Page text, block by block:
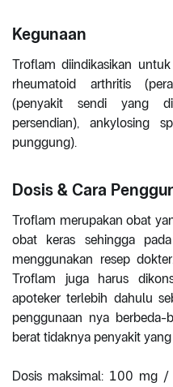
Kegunaan
Troflam diindikasikan
rheumatoid arthritis
(penyakit sendi yang
persendian), ankylosing
punggung).
Dosis & Cara
Troflam merupakan obat
obat keras sehingga
menggunakan resep
Troflam juga harus
apoteker terlebih dahulu
penggunaan nya
berat tidaknya penyakit
Dosis maksimal: 100 mg /